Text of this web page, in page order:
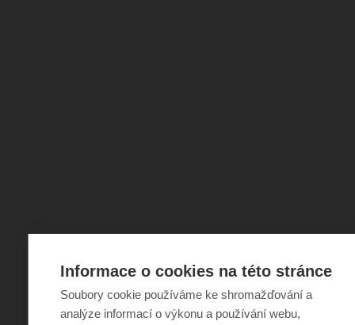
Informace o cookies na této stránce
Soubory cookie používáme ke shromažďování a
analýze informací o výkonu a používání webu,